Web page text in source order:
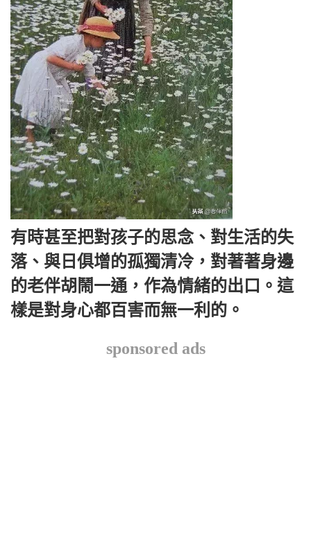
有時甚至把對孩子的思念、對生活的失
落、與日俱增的孤獨清冷，對著著身邊
的老伴胡鬧一通，作為情緒的出口。這
樣是對身心都百害而無一利的。
sponsored ads